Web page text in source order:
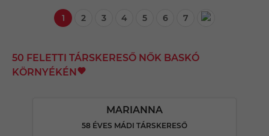
1 2 3 4 5 6 7
50 FELETTI TÁRSKERESŐ NŐK BASKÓ
KÖRNYÉKÉN
MARIANNA
58 ÉVES MÁDI TÁRSKERESŐ